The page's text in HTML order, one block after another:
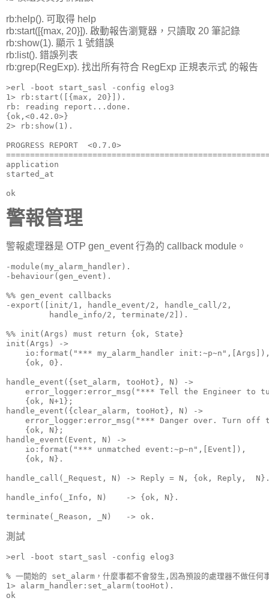
rb:help(). 可取得 help
rb:start([{max, 20}]). 啟動報告瀏覽器，只讀取 20 筆記錄
rb:show(1). 顯示 1 號錯誤
rb:list(). 錯誤列表
rb:grep(RegExp). 找出所有符合 RegExp 正規表示式 的報告
>erl -boot start_sasl -config elog3
1> rb:start([{max, 20}]).
rb: reading report...done.
{ok,<0.42.0>}
2> rb:show(1).
PROGRESS REPORT  <0.7.0>
application
started_at
ok
警報管理
警報處理器是 OTP gen_event 行為的 callback module。
-module(my_alarm_handler).
-behaviour(gen_event).
%% gen_event callbacks
-export([init/1, handle_event/2, handle_call/2,
         handle_info/2, terminate/2]).
%% init(Args) must return {ok, State}
init(Args) ->
io:format("*** my_alarm_handler
    {ok, 0}.
handle_event({set_alarm, tooHot}, N) ->
error_logger:error_msg("*** Tell the Engineer to
    {ok, N+1};
handle_event({clear_alarm, tooHot}, N) ->
error_logger:error_msg("*** Danger over. Turn off
    {ok, N};
handle_event(Event, N) ->
    io:format("*** unmatched event:~p~n",[Event]),
    {ok, N}.
handle_call(_Request, N) -> Reply = N, {ok, Reply,
handle_info(_Info, N)    -> {ok, N}.
terminate(_Reason, _N)   -> ok.
測試
>erl -boot start_sasl -config elog3
% 一開始的 set_alarm，什麼事都不會發生,因為預設的處理器不做任何
1> alarm_handler:set_alarm(tooHot).
ok